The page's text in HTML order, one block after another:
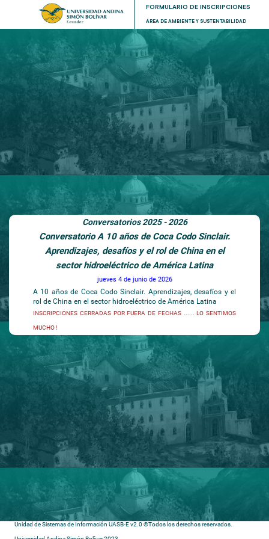
FORMULARIO DE INSCRIPCIONES
ÁREA DE AMBIENTE Y SUSTENTABILIDAD
Conversatorios 2025 - 2026
Conversatorio A 10 años de Coca Codo Sinclair.
Aprendizajes, desafíos y el rol de China en el
sector hidroeléctrico de América Latina
jueves 4 de junio de 2026
A 10 años de Coca Codo Sinclair. Aprendizajes, desafíos y el
rol de China en el sector hidroeléctrico de América Latina
INSCRIPCIONES CERRADAS POR FUERA DE FECHAS ...... LO SENTIMOS
MUCHO !
Unidad de Sistemas de Información UASB-E v2.0 ©Todos los derechos reservados.